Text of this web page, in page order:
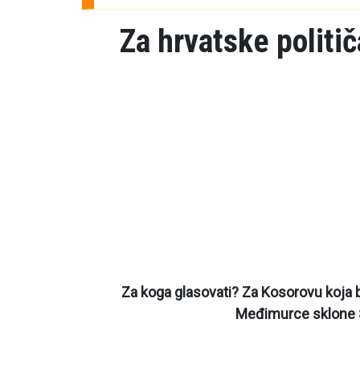
Za hrvatske
Za koga glasovati? Za Kosorovu
Međimurce sklone